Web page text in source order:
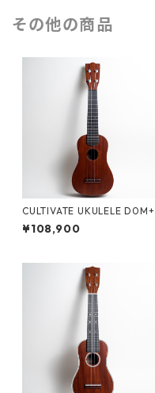
その他の商品
CULTIVATE UKULELE D0M+
（フィジーマホガニー）ソプ
ラノウクレレ #26065
¥108,900